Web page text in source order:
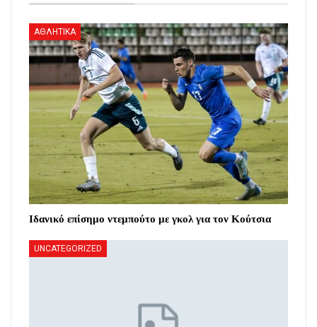
ΑΘΛΗΤΙΚΑ
Ιδανικό επίσημο ντεμπούτο με γκολ για τον Κούτσια
UNCATEGORIZED